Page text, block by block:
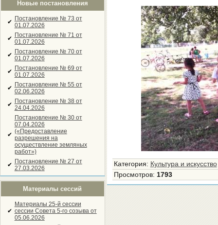
Новые постановления
✔ Постановление № 73 от
01.07.2026
✔ Постановление № 71 от
01.07.2026
✔ Постановление № 70 от
01.07.2026
✔ Постановление № 69 от
01.07.2026
✔ Постановление № 55 от
02.06.2026
✔ Постановление № 38 от
24.04.2026
✔
Постановление № 30 от
07.04.2026
(«Предоставление
разрешения на
осуществление земляных
работ»)
✔ Постановление № 27 от
27.03.2026
Материалы сессий
✔
Материалы 25-й сессии
сессии Совета 5-го созыва от
05.06.2026
Категория: Культура и искусство
Просмотров: 1793